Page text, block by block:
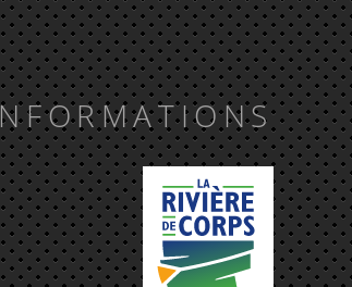
INFORMATIONS